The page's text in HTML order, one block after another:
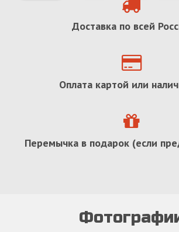
Доставка по всей
Оплата картой или
Перемычка в подарок (если